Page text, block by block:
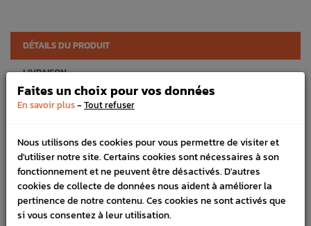
DÉTAILS DU PRODUIT
LIVRAISON
VÉHICULES COMPATIBLE
En stock :4
FICHE TECHNIQUE
Transmission
Eméteurs, récepteurs & durites
Faites un choix pour vos données
En savoir plus- Tout refuser
Nous utilisons des cookies pour vous permettre de visiter et
d'utiliser notre site. Certains cookies sont nécessaires à son
fonctionnement et ne peuvent être désactivés. D'autres
cookies de collecte de données nous aident à améliorer la
pertinence de notre contenu. Ces cookies ne sont activés que
si vous consentez à leur utilisation.